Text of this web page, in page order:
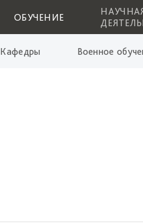
ОБУЧЕНИЕ
Кафедры Военное